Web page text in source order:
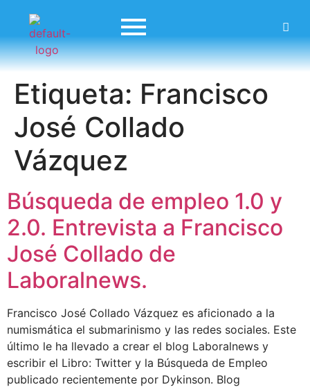
Etiqueta: Francisco
José Collado
Vázquez
Búsqueda de empleo 1.0 y
2.0. Entrevista a Francisco
José Collado de
Laboralnews.
Francisco José Collado Vázquez es aficionado a la
numismática el submarinismo y las redes sociales. Este
último le ha llevado a crear el blog Laboralnews y
escribir el Libro: Twitter y la Búsqueda de Empleo
publicado recientemente por Dykinson. Blog